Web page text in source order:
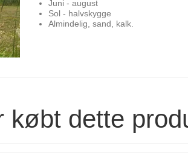
Juni - august
Sol - halvskygge
Almindelig, sand, kalk.
købt dette